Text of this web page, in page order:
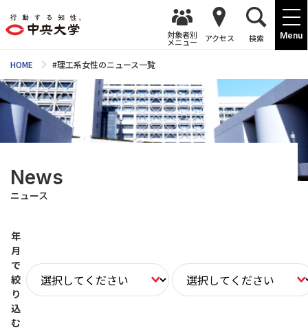
Menu
対象者別
メニュー アクセス 検索
HOME #理工系女性のニュース一覧
News
ニュース
年
月
で
絞
り
込
む